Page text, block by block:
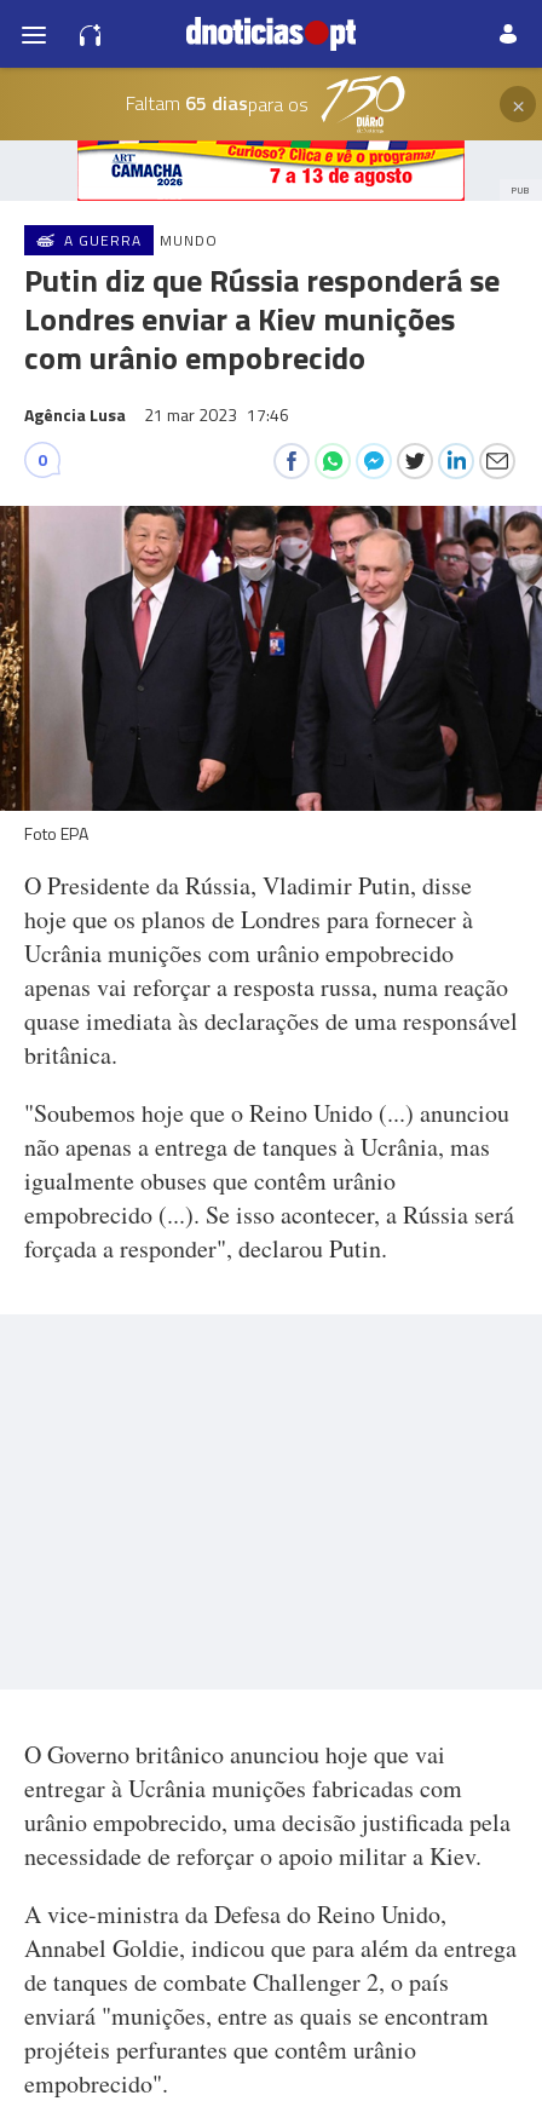
Faltam 65 diaspara os ×
PUB
A GUERRA MUNDO
Putin diz que Rússia responderá se
Londres enviar a Kiev munições
com urânio empobrecido
Agência Lusa 21 mar 2023 17:46
0
Foto EPA
O Presidente da Rússia, Vladimir Putin, disse
hoje que os planos de Londres para fornecer à
Ucrânia munições com urânio empobrecido
apenas vai reforçar a resposta russa, numa reação
quase imediata às declarações de uma responsável
britânica.
"Soubemos hoje que o Reino Unido (...) anunciou
não apenas a entrega de tanques à Ucrânia, mas
igualmente obuses que contêm urânio
empobrecido (...). Se isso acontecer, a Rússia será
forçada a responder", declarou Putin.
O Governo britânico anunciou hoje que vai
entregar à Ucrânia munições fabricadas com
urânio empobrecido, uma decisão justificada pela
necessidade de reforçar o apoio militar a Kiev.
A vice-ministra da Defesa do Reino Unido,
Annabel Goldie, indicou que para além da entrega
de tanques de combate Challenger 2, o país
enviará "munições, entre as quais se encontram
projéteis perfurantes que contêm urânio
empobrecido".